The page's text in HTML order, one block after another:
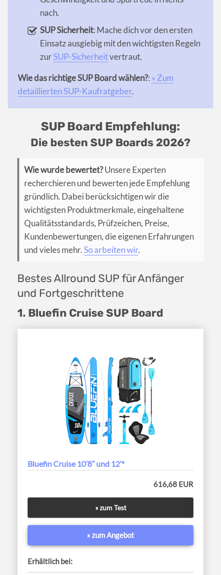
nach.
SUP Sicherheit: Mache dich vor den ersten
Einsatz ausgiebig mit den wichtigsten Regeln
zurSUP-Sicherheitvertraut.
Wie das richtige SUP Board wählen?: » Zum
detaillierten SUP-Kaufratgeber.
SUP Board Empfehlung:
Die besten SUP Boards 2026?
Wie wurde bewertet?Unsere Experten
recherchieren und bewerten jede Empfehlung
gründlich. Dabei berücksichtigen wir die
wichtigsten Produktmerkmale, eingehaltene
Qualitätsstandards, Prüfzeichen, Preise,
Kundenbewertungen, die eigenen Erfahrungen
und vieles mehr.So arbeiten wir.
Bestes Allround SUP für Anfänger
und Fortgeschrittene
1. Bluefin Cruise SUP Board
Bluefin Cruise 10’8’’ und 12’*
616,68 EUR
» zum Test
» zum Angebot
Erhältlich bei: